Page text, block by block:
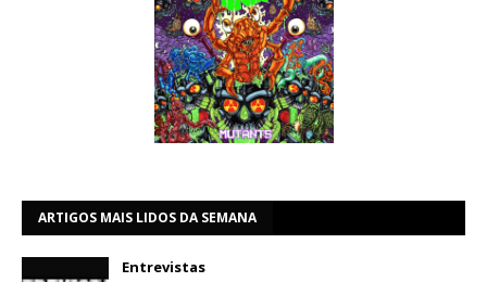
ARTIGOS MAIS LIDOS DA SEMANA
Entrevistas